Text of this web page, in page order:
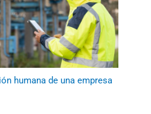
humana de una empresa